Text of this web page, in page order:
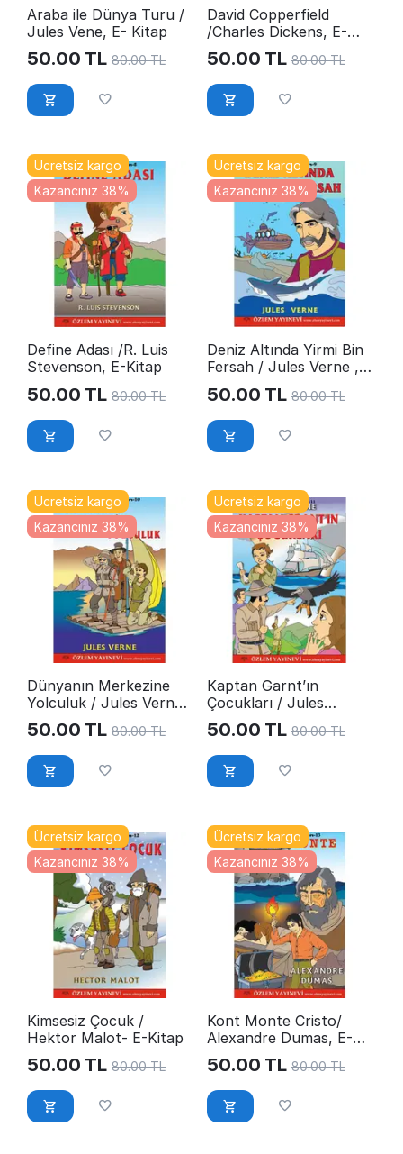
Araba ile Dünya Turu /
Jules Vene, E- Kitap
50.00 TL 80.00 TL
David Copperfield
/Charles Dickens, E-
Kitap
50.00 TL 80.00 TL
Ücretsiz kargo
Kazancınız 38%
Define Adası /R. Luis
Stevenson, E-Kitap
50.00 TL 80.00 TL
Ücretsiz kargo
Kazancınız 38%
Deniz Altında Yirmi Bin
Fersah / Jules Verne ,
E-Kitap
50.00 TL 80.00 TL
Ücretsiz kargo
Kazancınız 38%
Dünyanın Merkezine
Yolculuk / Jules Verne,
E-Kitap
50.00 TL 80.00 TL
Ücretsiz kargo
Kazancınız 38%
Kaptan Garnt’ın
Çocukları / Jules
Verne, E-Kitap
50.00 TL 80.00 TL
Ücretsiz kargo
Kazancınız 38%
Kimsesiz Çocuk /
Hektor Malot- E-Kitap
50.00 TL 80.00 TL
Ücretsiz kargo
Kazancınız 38%
Kont Monte Cristo/
Alexandre Dumas, E-
Kitap
50.00 TL 80.00 TL